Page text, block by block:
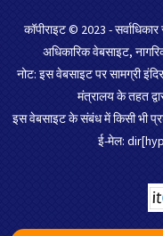
कॉपीराइट © 2023 - सर्वाधिकार
अधिकारिक वेबसाइट,
नोट: इस वेबसाइट पर सामग्री
मंत्रालय के तहत
इस वेबसाइट के संबंध में किसी भी
ई-मेल: